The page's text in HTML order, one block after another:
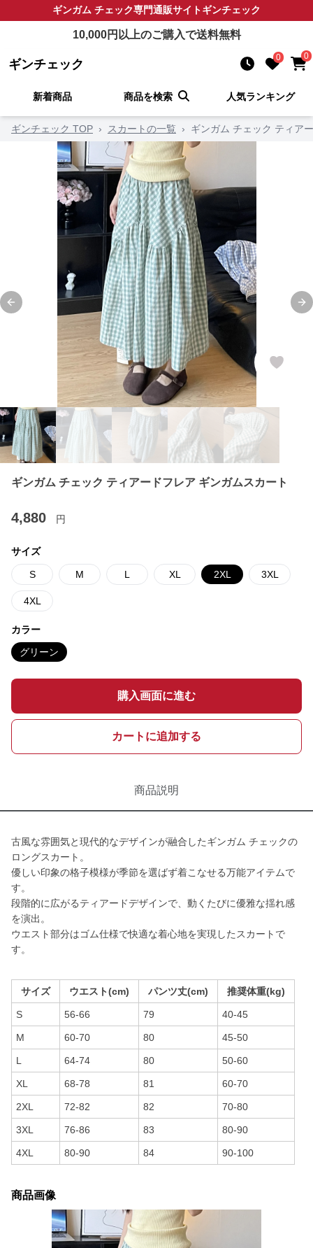
ギンガム チェック専門通販サイトギンチェック
10,000円以上のご購入で送料無料
ギンチェック 0 0
新着商品 商品を検索 人気ランキング
ギンチェック TOP › スカートの一覧 › ギンガム チェック ティア
Previous slide
ギンガム チェック ティアードフレア ギンガムスカート
4,880 円
サイズ
S M L XL 2XL 3XL
4XL
カラー
グリーン
購入画面に進む
カートに追加する
商品説明
古風な雰囲気と現代的なデザインが融合したギンガム チェックの
ロングスカート。
優しい印象の格子模様が季節を選ばず着こなせる万能アイテムで
す。
段階的に広がるティアードデザインで、動くたびに優雅な揺れ感
を演出。
ウエスト部分はゴム仕様で快適な着心地を実現したスカートで
す。
サイズ ウエスト(cm) パンツ丈(cm) 推奨体重(kg)
S 56-66 79 40-45
M 60-70 80 45-50
L 64-74 80 50-60
XL 68-78 81 60-70
2XL 72-82 82 70-80
3XL 76-86 83 80-90
4XL 80-90 84 90-100
商品画像